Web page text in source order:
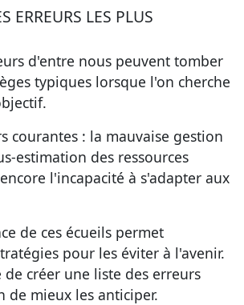
ERREURS LES PLUS
d'entre nous peuvent tomber
typiques lorsque l'on cherche
courantes : la mauvaise gestion
estimation des ressources
l'incapacité à s'adapter aux
de ces écueils permet
pour les éviter à l'avenir.
créer une liste des erreurs
de mieux les anticiper.